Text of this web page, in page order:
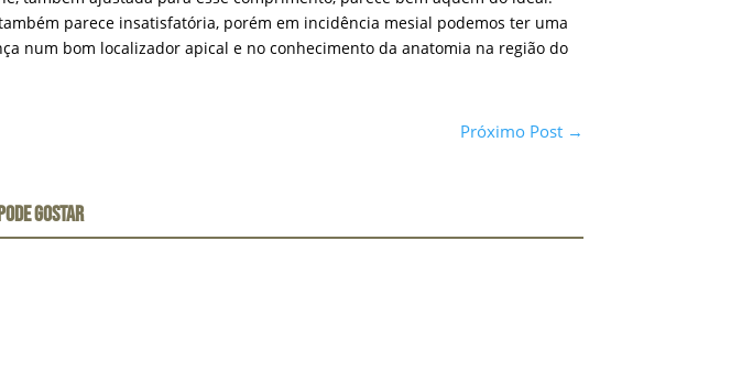
parece insatisfatória, porém em incidência mesial podemos ter uma
num bom localizador apical e no conhecimento da anatomia na região do
Próximo Post→
GOSTAR